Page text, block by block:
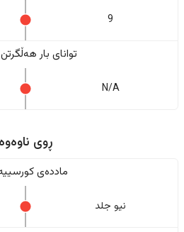
9
تواناى بار
N/A
ڕوی ناوەوە
ماددەی
نیو جلد